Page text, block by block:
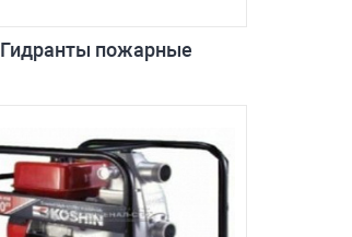
Гидранты пожарные